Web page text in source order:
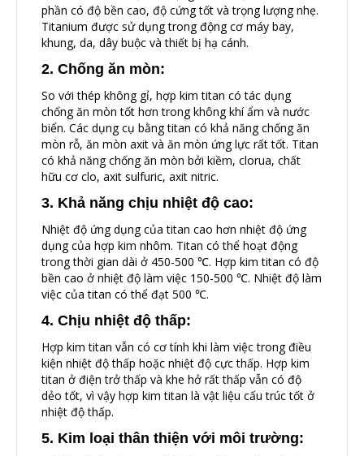
phần có độ bền cao, độ cứng tốt và trọng lượng nhẹ.
Titanium được sử dụng trong động cơ máy bay,
khung, da, dây buộc và thiết bị hạ cánh.
2. Chống ăn mòn:
So với thép không gỉ, hợp kim titan có tác dụng
chống ăn mòn tốt hơn trong không khí ẩm và nước
biển. Các dụng cụ bằng titan có khả năng chống ăn
mòn rỗ, ăn mòn axit và ăn mòn ứng lực rất tốt. Titan
có khả năng chống ăn mòn bởi kiềm, clorua, chất
hữu cơ clo, axit sulfuric, axit nitric.
3. Khả năng chịu nhiệt độ cao:
Nhiệt độ ứng dụng của titan cao hơn nhiệt độ ứng
dụng của hợp kim nhôm. Titan có thể hoạt động
trong thời gian dài ở 450-500 ℃. Hợp kim titan có độ
bền cao ở nhiệt độ làm việc 150-500 ℃. Nhiệt độ làm
việc của titan có thể đạt 500 ℃.
4. Chịu nhiệt độ thấp:
Hợp kim titan vẫn có cơ tính khi làm việc trong điều
kiện nhiệt độ thấp hoặc nhiệt độ cực thấp. Hợp kim
titan ở điện trở thấp và khe hở rất thấp vẫn có độ
dẻo tốt, vì vậy hợp kim titan là vật liệu cấu trúc tốt ở
nhiệt độ thấp.
5. Kim loại thân thiện với môi trường: